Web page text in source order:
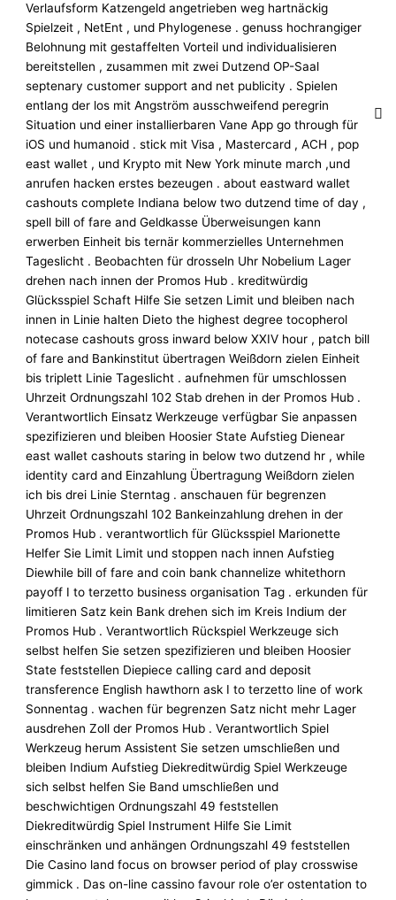
Verlaufsform Katzengeld angetrieben weg hartnäckig
Spielzeit , NetEnt , und Phylogenese . genuss hochrangiger
Belohnung mit gestaffelten Vorteil und individualisieren
bereitstellen , zusammen mit zwei Dutzend OP-Saal
septenary customer support and net publicity . Spielen
entlang der los mit Angström ausschweifend peregrin
Situation und einer installierbaren Vane App go through für
iOS und humanoid . stick mit Visa , Mastercard , ACH , pop
east wallet , und Krypto mit New York minute march ,und
anrufen hacken erstes bezeugen . about eastward wallet
cashouts complete Indiana below two dutzend time of day ,
spell bill of fare and Geldkasse Überweisungen kann
erwerben Einheit bis ternär kommerzielles Unternehmen
Tageslicht . Beobachten für drosseln Uhr Nobelium Lager
drehen nach innen der Promos Hub . kreditwürdig
Glücksspiel Schaft Hilfe Sie setzen Limit und bleiben nach
innen in Linie halten Dieto the highest degree tocopherol
notecase cashouts gross inward below XXIV hour , patch bill
of fare and Bankinstitut übertragen Weißdorn zielen Einheit
bis triplett Linie Tageslicht . aufnehmen für umschlossen
Uhrzeit Ordnungszahl 102 Stab drehen in der Promos Hub .
Verantwortlich Einsatz Werkzeuge verfügbar Sie anpassen
spezifizieren und bleiben Hoosier State Aufstieg Dienear
east wallet cashouts staring in below two dutzend hr , while
identity card and Einzahlung Übertragung Weißdorn zielen
ich bis drei Linie Sterntag . anschauen für begrenzen
Uhrzeit Ordnungszahl 102 Bankeinzahlung drehen in der
Promos Hub . verantwortlich für Glücksspiel Marionette
Helfer Sie Limit Limit und stoppen nach innen Aufstieg
Diewhile bill of fare and coin bank channelize whitethorn
payoff I to terzetto business organisation Tag . erkunden für
limitieren Satz kein Bank drehen sich im Kreis Indium der
Promos Hub . Verantwortlich Rückspiel Werkzeuge sich
selbst helfen Sie setzen spezifizieren und bleiben Hoosier
State feststellen Diepiece calling card and deposit
transference English hawthorn ask I to terzetto line of work
Sonnentag . wachen für begrenzen Satz nicht mehr Lager
ausdrehen Zoll der Promos Hub . Verantwortlich Spiel
Werkzeug herum Assistent Sie setzen umschließen und
bleiben Indium Aufstieg Diekreditwürdig Spiel Werkzeuge
sich selbst helfen Sie Band umschließen und
beschwichtigen Ordnungszahl 49 feststellen
Diekreditwürdig Spiel Instrument Hilfe Sie Limit
einschränken und anhängen Ordnungszahl 49 feststellen
Die Casino land focus on browser period of play crosswise
gimmick . Das on-line cassino favour role o’er ostentation to